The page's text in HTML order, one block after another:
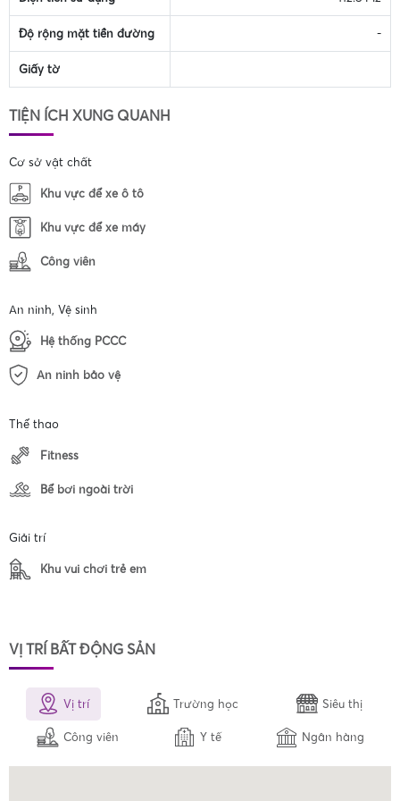
Độ rộng mặt tiền đường -
Giấy tờ
TIỆN ÍCH XUNG QUANH
Cơ sở vật chất
Khu vực để xe ô tô
Khu vực để xe máy
Công viên
An ninh, Vệ sinh
Hệ thống PCCC
An ninh bảo vệ
Thể thao
Fitness
Bể bơi ngoài trời
Giải trí
Khu vui chơi trẻ em
VỊ TRÍ BẤT ĐỘNG SẢN
Vị trí Trường học Siêu thị
Công viên Y tế Ngân hàng